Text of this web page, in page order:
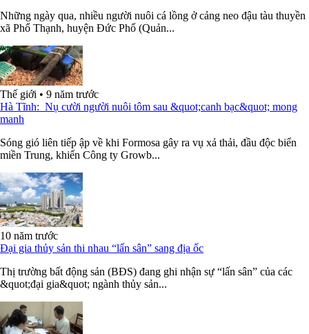
Những ngày qua, nhiều người nuôi cá lồng ở cảng neo đậu tàu thuyền
xã Phổ Thạnh, huyện Đức Phổ (Quản...
Thế giới • 9 năm trước
Hà Tĩnh: Nụ cười người nuôi tôm sau &quot;canh bạc&quot; mong
manh
Sóng gió liên tiếp ập về khi Formosa gây ra vụ xả thải, đầu độc biển
miền Trung, khiến Công ty Growb...
10 năm trước
Đại gia thủy sản thi nhau “lấn sân” sang địa ốc
Thị trường bất động sản (BĐS) đang ghi nhận sự “lấn sân” của các
&quot;đại gia&quot; ngành thủy sản...